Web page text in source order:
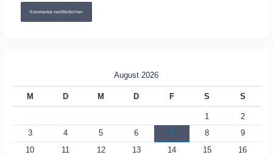
August 2026
M D M D F S S
1
2
3
4 5 6 7 8
9
10
11 12 13 14 15
16